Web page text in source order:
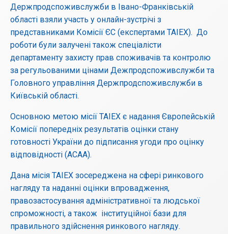
Держпродспоживслужби в Івано-Франківській
області взяли участь у онлайн-зустрічі з
представниками Комісії ЄС (експертами TAIEX). До
роботи були залучені також спеціалісти
департаменту захисту прав споживачів та контролю
за регульованими цінами Дежпродспоживслужби та
Головного управління Держпродспоживслужби в
Київській області.
Основною метою місії TAIEX є надання Європейській
Комісії попередніх результатів оцінки стану
готовності України до підписання угоди про оцінку
відповідності (ACAA).
Дана місія TAIEX зосереджена на сфері ринкового
нагляду та наданні оцінки впровадження,
правозастосування адміністративної та людської
спроможності, а також інституційної бази для
правильного здійснення ринкового нагляду.